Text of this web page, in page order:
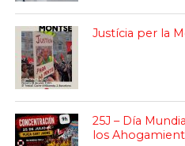
Justícia per la
25J – Día
los